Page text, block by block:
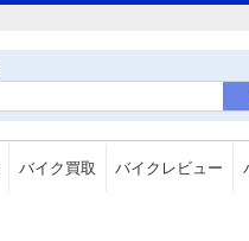
バイク買取 バイクレビュー